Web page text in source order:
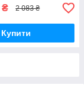
₴ 2 083 ₴
Купити